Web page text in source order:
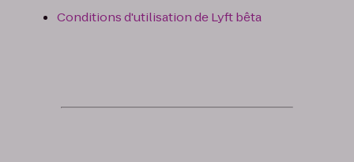
Conditions d'utilisation de Lyft bêta